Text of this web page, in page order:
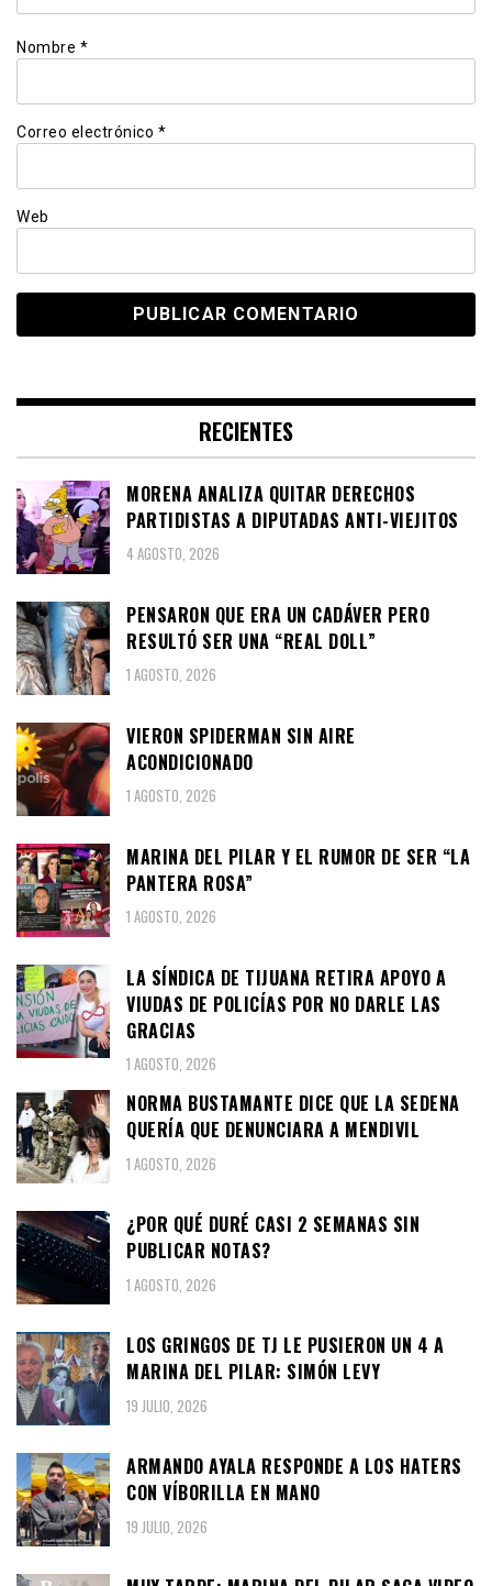
Nombre *
Correo electrónico *
Web
RECIENTES
MORENA ANALIZA QUITAR DERECHOS
PARTIDISTAS A DIPUTADAS ANTI-VIEJITOS
4 AGOSTO, 2026
PENSARON QUE ERA UN CADÁVER PERO
RESULTÓ SER UNA “REAL DOLL”
1 AGOSTO, 2026
VIERON SPIDERMAN SIN AIRE
ACONDICIONADO
1 AGOSTO, 2026
MARINA DEL PILAR Y EL RUMOR DE SER “LA
PANTERA ROSA”
1 AGOSTO, 2026
LA SÍNDICA DE TIJUANA RETIRA APOYO A
VIUDAS DE POLICÍAS POR NO DARLE LAS
GRACIAS
1 AGOSTO, 2026
NORMA BUSTAMANTE DICE QUE LA SEDENA
QUERÍA QUE DENUNCIARA A MENDIVIL
1 AGOSTO, 2026
¿POR QUÉ DURÉ CASI 2 SEMANAS SIN
PUBLICAR NOTAS?
1 AGOSTO, 2026
LOS GRINGOS DE TJ LE PUSIERON UN 4 A
MARINA DEL PILAR: SIMÓN LEVY
19 JULIO, 2026
ARMANDO AYALA RESPONDE A LOS HATERS
CON VÍBORILLA EN MANO
19 JULIO, 2026